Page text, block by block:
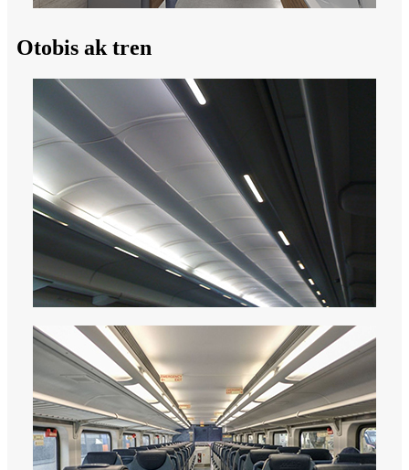
Otobis ak tren